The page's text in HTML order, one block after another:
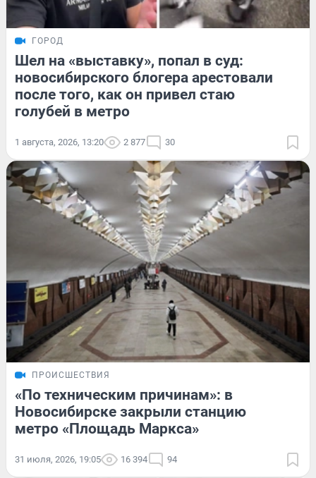
ГОРОД
Шел на «выставку», попал в суд:
новосибирского блогера арестовали
после того, как он привел стаю
голубей в метро
1 августа, 2026, 13:20 2 877 30
ПРОИСШЕСТВИЯ
«По техническим причинам»: в
Новосибирске закрыли станцию
метро «Площадь Маркса»
31 июля, 2026, 19:05 16 394 94